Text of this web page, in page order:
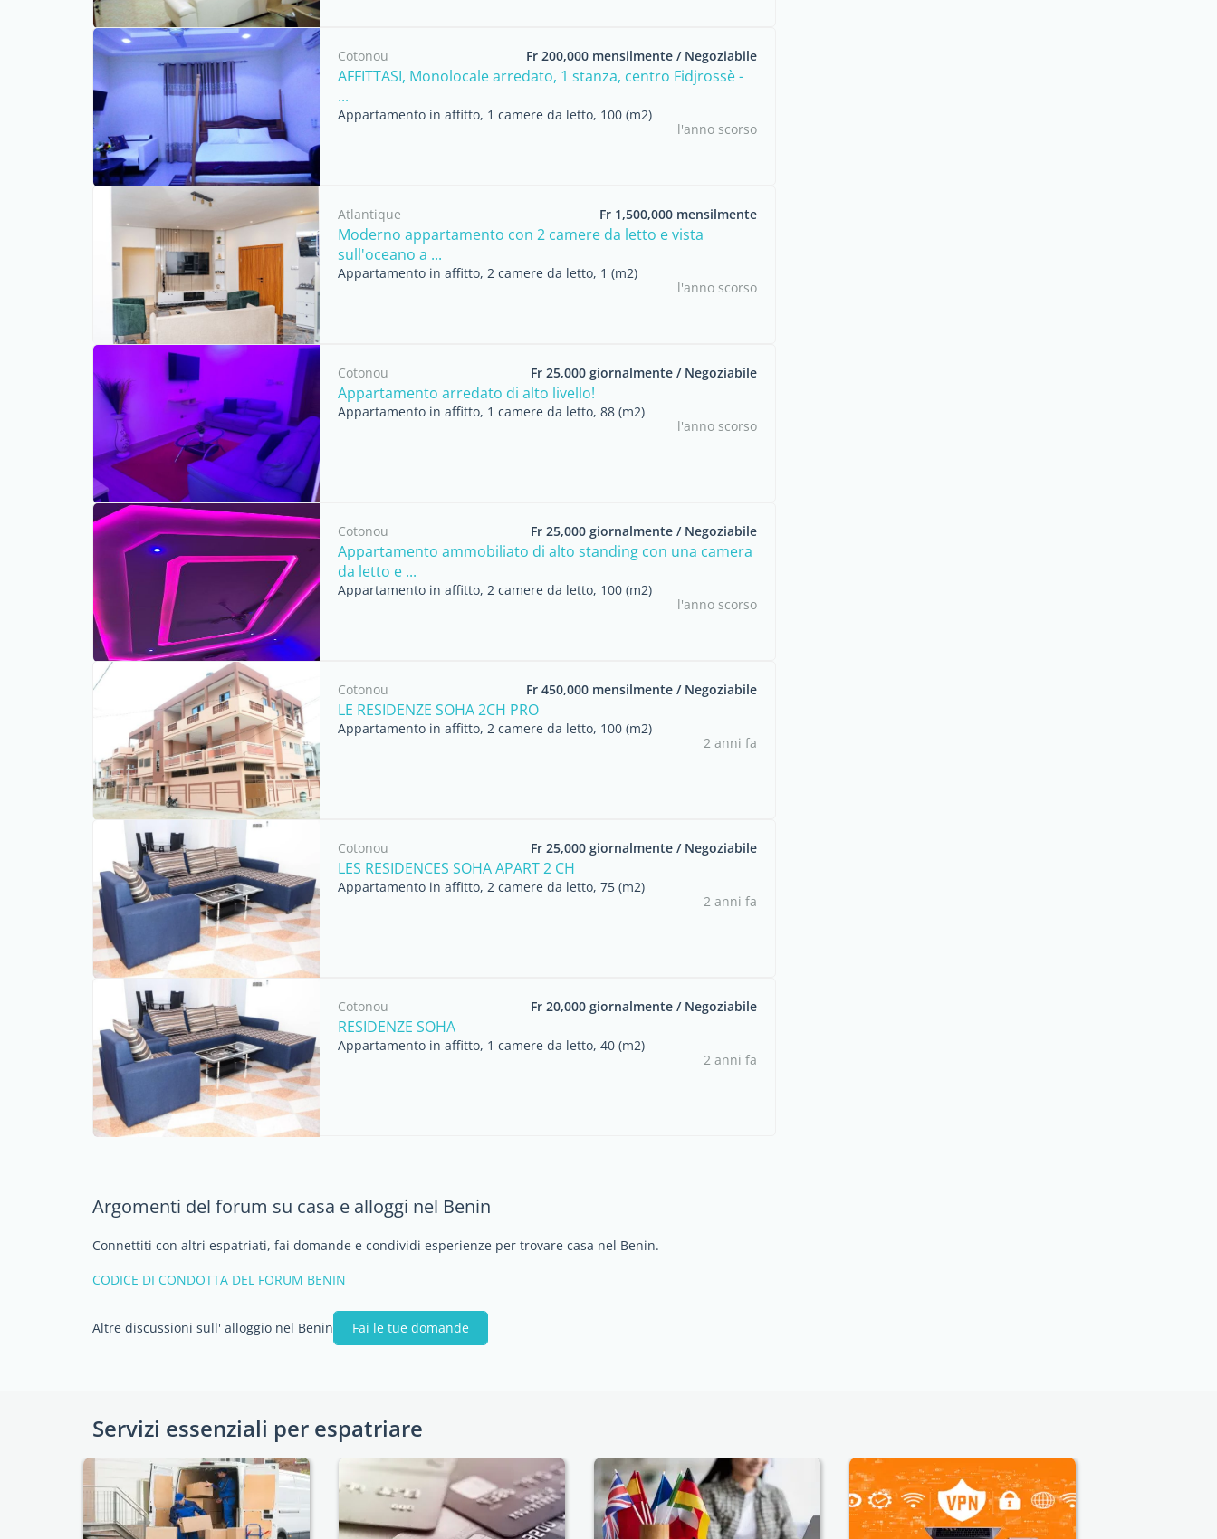
Cotonou Fr 200,000 mensilmente / Negoziabile
AFFITTASI, Monolocale arredato, 1 stanza, centro Fidjrossè -
...
Appartamento in affitto, 1 camere da letto, 100 (m2)
l'anno scorso
Atlantique Fr 1,500,000 mensilmente
Moderno appartamento con 2 camere da letto e vista
sull'oceano a ...
Appartamento in affitto, 2 camere da letto, 1 (m2)
l'anno scorso
Cotonou Fr 25,000 giornalmente / Negoziabile
Appartamento arredato di alto livello!
Appartamento in affitto, 1 camere da letto, 88 (m2)
l'anno scorso
Cotonou Fr 25,000 giornalmente / Negoziabile
Appartamento ammobiliato di alto standing con una camera
da letto e ...
Appartamento in affitto, 2 camere da letto, 100 (m2)
l'anno scorso
Cotonou Fr 450,000 mensilmente / Negoziabile
LE RESIDENZE SOHA 2CH PRO
Appartamento in affitto, 2 camere da letto, 100 (m2)
2 anni fa
Cotonou Fr 25,000 giornalmente / Negoziabile
LES RESIDENCES SOHA APART 2 CH
Appartamento in affitto, 2 camere da letto, 75 (m2)
2 anni fa
Cotonou Fr 20,000 giornalmente / Negoziabile
RESIDENZE SOHA
Appartamento in affitto, 1 camere da letto, 40 (m2)
2 anni fa
Argomenti del forum su casa e alloggi nel Benin
Connettiti con altri espatriati, fai domande e condividi esperienze per trovare casa nel Benin.
CODICE DI CONDOTTA DEL FORUM BENIN
Altre discussioni sull' alloggio nel Benin Fai le tue domande
Servizi essenziali per espatriare